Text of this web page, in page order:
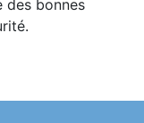
des bonnes